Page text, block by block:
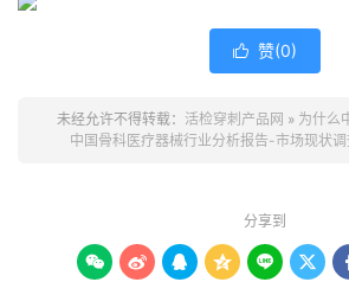
 赞(0)
未经允许不得转载： 活检穿刺产品网 » 为什么
中国骨科医疗器械行业分析报告-市场现状
分享到
     